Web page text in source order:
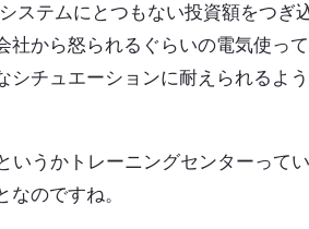
ステムにとつもない投資額をつぎ
から怒られるぐらいの電気使っ
チュエーションに耐えられるよ
うかトレーニングセンターって
のですね。